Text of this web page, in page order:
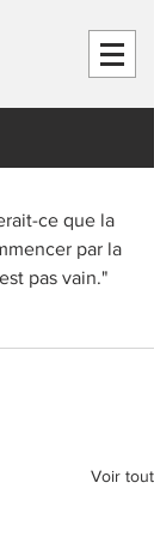
ce que la
par la
pas vain."
Voir tout